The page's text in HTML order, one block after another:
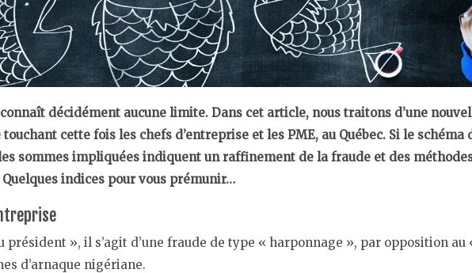
décidément aucune limite. Dans cet article, nous traitons d’une
cette fois les chefs d’entreprise et les PME, au Québec. Si le schéma
sommes impliquées indiquent un raffinement de la fraude et des
indices pour vous prémunir…
président », il s’agit d’une fraude de type « harponnage », par opposition au
d’arnaque nigériane.